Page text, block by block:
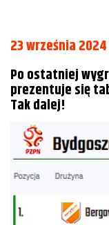
23 września
Po ostatniej
prezentuje się
Tak dalej!